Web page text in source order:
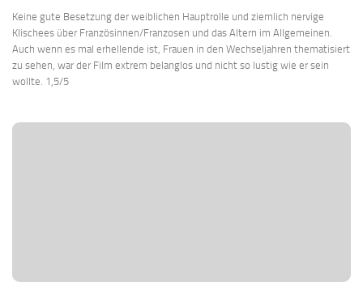
Keine gute Besetzung der weiblichen Hauptrolle und ziemlich nervige
Klischees über Französinnen/Franzosen und das Altern im Allgemeinen.
Auch wenn es mal erhellende ist, Frauen in den Wechseljahren thematisiert
zu sehen, war der Film extrem belanglos und nicht so lustig wie er sein
wollte. 1,5/5